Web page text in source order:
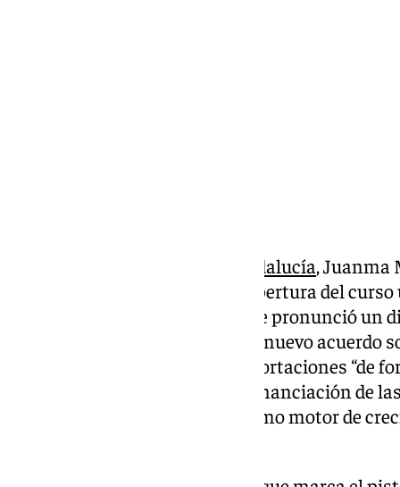
Junta de Andalucía, Juanma
jueves 12 de septiembre en la apertura del
, donde pronunció un
reclamó al Gobierno central un nuevo acuerdo
autonómica, que reparta las aportaciones “de
Bonilla defendió el modelo de financiación de
papel de estas instituciones como motor de